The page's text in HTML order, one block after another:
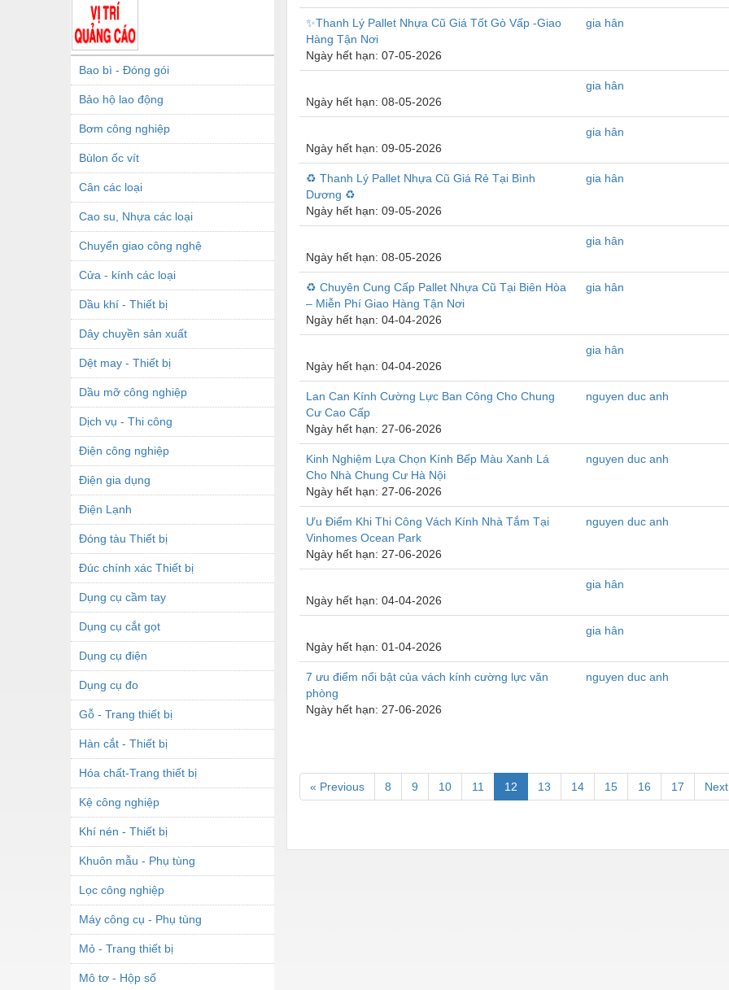
Bao bì - Đóng gói
Bảo hộ lao động
Bơm công nghiệp
Bùlon ốc vít
Cân các loại
Cao su, Nhựa các loại
Chuyển giao công nghệ
Cửa - kính các loại
Dầu khí - Thiết bị
Dây chuyền sản xuất
Dệt may - Thiết bị
Dầu mỡ công nghiệp
Dịch vụ - Thi công
Điện công nghiệp
Điện gia dụng
Điện Lạnh
Đóng tàu Thiết bị
Đúc chính xác Thiết bị
Dụng cụ cầm tay
Dụng cụ cắt gọt
Dụng cụ điện
Dụng cụ đo
Gỗ - Trang thiết bị
Hàn cắt - Thiết bị
Hóa chất-Trang thiết bị
Kệ công nghiệp
Khí nén - Thiết bị
Khuôn mẫu - Phụ tùng
Lọc công nghiệp
Máy công cụ - Phụ tùng
Mỏ - Trang thiết bị
Mô tơ - Hộp số
✨Thanh Lý Pallet Nhựa Cũ Giá Tốt Gò Vấp -Giao
Hàng Tận Nơi
Ngày hết hạn: 07-05-2026
gia hân
Ngày hết hạn: 08-05-2026
gia hân
Ngày hết hạn: 09-05-2026
gia hân
♻️ Thanh Lý Pallet Nhựa Cũ Giá Rẻ Tại Bình
Dương ♻️
Ngày hết hạn: 09-05-2026
gia hân
Ngày hết hạn: 08-05-2026
gia hân
♻️ Chuyên Cung Cấp Pallet Nhựa Cũ Tại Biên Hòa
– Miễn Phí Giao Hàng Tận Nơi
Ngày hết hạn: 04-04-2026
gia hân
Ngày hết hạn: 04-04-2026
gia hân
Lan Can Kính Cường Lực Ban Công Cho Chung
Cư Cao Cấp
Ngày hết hạn: 27-06-2026
nguyen duc anh
Kinh Nghiệm Lựa Chọn Kính Bếp Màu Xanh Lá
Cho Nhà Chung Cư Hà Nội
Ngày hết hạn: 27-06-2026
nguyen duc anh
Ưu Điểm Khi Thi Công Vách Kính Nhà Tắm Tại
Vinhomes Ocean Park
Ngày hết hạn: 27-06-2026
nguyen duc anh
Ngày hết hạn: 04-04-2026
gia hân
Ngày hết hạn: 01-04-2026
gia hân
7 ưu điểm nổi bật của vách kính cường lực văn
phòng
Ngày hết hạn: 27-06-2026
nguyen duc anh
« Previous 8 9 10 11 12 13 14 15 16 17 Next